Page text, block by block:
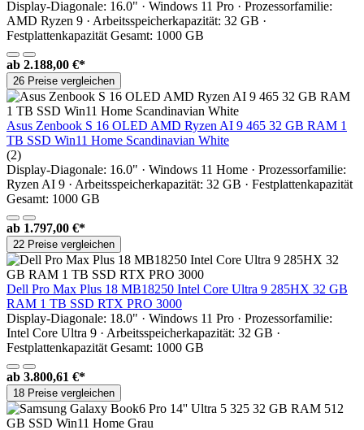
Display-Diagonale: 16.0" · Windows 11 Pro · Prozessorfamilie:
AMD Ryzen 9 · Arbeitsspeicherkapazität: 32 GB ·
Festplattenkapazität Gesamt: 1000 GB
ab 2.188,00 €*
26 Preise vergleichen
Asus Zenbook S 16 OLED AMD Ryzen AI 9 465 32 GB RAM 1
TB SSD Win11 Home Scandinavian White
(2)
Display-Diagonale: 16.0" · Windows 11 Home · Prozessorfamilie:
Ryzen AI 9 · Arbeitsspeicherkapazität: 32 GB · Festplattenkapazität
Gesamt: 1000 GB
ab 1.797,00 €*
22 Preise vergleichen
Dell Pro Max Plus 18 MB18250 Intel Core Ultra 9 285HX 32 GB
RAM 1 TB SSD RTX PRO 3000
Display-Diagonale: 18.0" · Windows 11 Pro · Prozessorfamilie:
Intel Core Ultra 9 · Arbeitsspeicherkapazität: 32 GB ·
Festplattenkapazität Gesamt: 1000 GB
ab 3.800,61 €*
18 Preise vergleichen